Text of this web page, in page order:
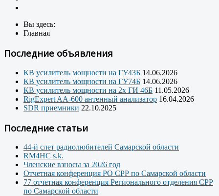
Вы здесь:
Главная
Последние объявления
КВ усилитель мощности на ГУ43Б 14.06.2026
КВ усилитель мощности на ГУ74Б 14.06.2026
КВ усилитель мощности на 2х ГИ 46Б 11.05.2026
RigExpert AA-600 антенный анализатор 16.04.2026
SDR приемники 22.10.2025
Последние статьи
44-й слет радиолюбителей Самарской области
RM4HC s.k.
Членские взносы за 2026 год
Отчетная конференция РО СРР по Самарской области
77 отчетная конференция Регионального отделения СРР
по Самарской области